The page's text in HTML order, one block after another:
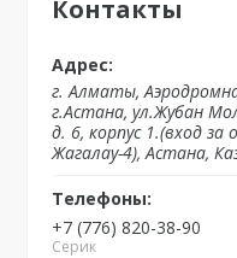
Контакты
г. Алматы,
г.Астана, ул.Жубан
д. 6, корпус 1.(вход за
Жагалау-4), Астана,
+7 (776) 820-38-90
Серик